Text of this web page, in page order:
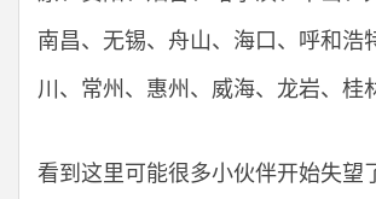
南昌、无锡、舟山、海口、呼和浩
川、常州、惠州、威海、龙岩、桂
看到这里可能很多小伙伴开始失望